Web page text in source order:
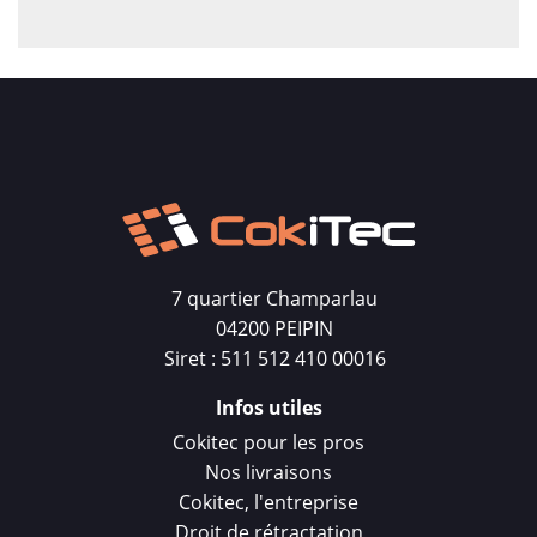
vous. Avec cet étui en main, chaque geste
7 quartier Champarlau
04200 PEIPIN
Siret : 511 512 410 00016
Infos utiles
Cokitec pour les pros
Nos livraisons
Cokitec, l'entreprise